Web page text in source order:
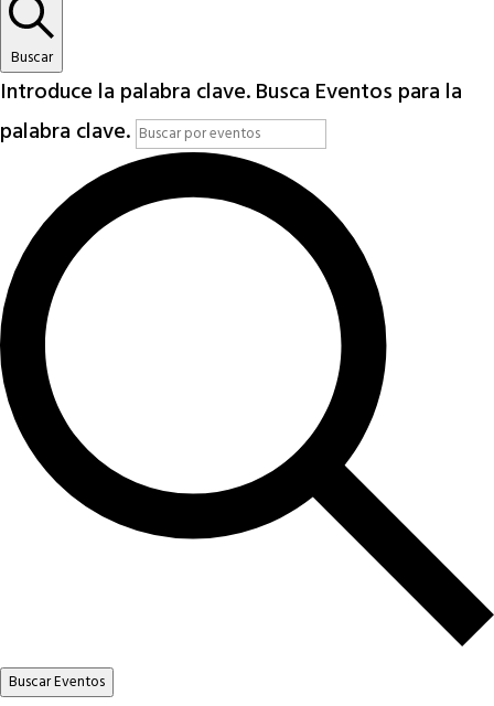
Buscar
Introduce la palabra clave. Busca Eventos para la
palabra clave.
Buscar Eventos